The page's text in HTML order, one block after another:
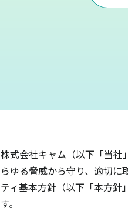
株式会社キャム（以下「当社
らゆる脅威から守り、適切に
ティ基本方針（以下「本方針
す。